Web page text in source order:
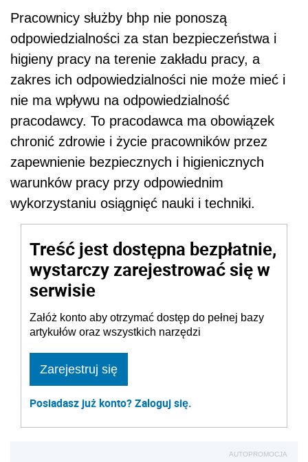
Pracownicy służby bhp nie ponoszą
odpowiedzialności za stan bezpieczeństwa i
higieny pracy na terenie zakładu pracy, a
zakres ich odpowiedzialności nie może mieć i
nie ma wpływu na odpowiedzialność
pracodawcy. To pracodawca ma obowiązek
chronić zdrowie i życie pracowników przez
zapewnienie bezpiecznych i higienicznych
warunków pracy przy odpowiednim
wykorzystaniu osiągnięć nauki i techniki.
Treść jest dostępna bezpłatnie,
wystarczy zarejestrować się w
serwisie
Załóż konto aby otrzymać dostęp do pełnej bazy
artykułów oraz wszystkich narzędzi
Zarejestruj się
Posiadasz już konto? Zaloguj się.
AUTOPROMOCJA